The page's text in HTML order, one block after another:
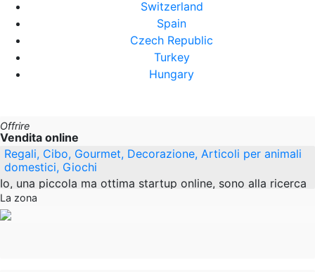
Switzerland
Spain
Czech Republic
Turkey
Hungary
Offrire
Vendita online
Regali, Cibo, Gourmet, Decorazione, Articoli per animali
domestici, Giochi
Io, una piccola ma ottima startup online, sono alla ricerca
di prodotti originali e di alta qualità per il mercato online
svizzero. L'elaborazione
La zona